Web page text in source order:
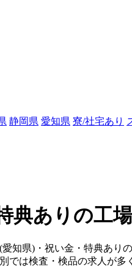
静岡県 愛知県 寮/社宅あり
典ありの工
知県)・祝い金・特典あり
では検査・検品の求人が多